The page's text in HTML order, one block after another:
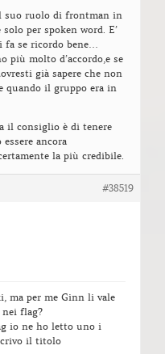
suo ruolo di frontman in
per spoken word. E’
fa se ricordo bene…
più molto d’accordo,e se
già sapere che non
quando il gruppo era in
il consiglio è di tenere
essere ancora
la più credibile.
#38519
ma per me Ginn li vale
flag?
io ne ho letto uno i
il titolo